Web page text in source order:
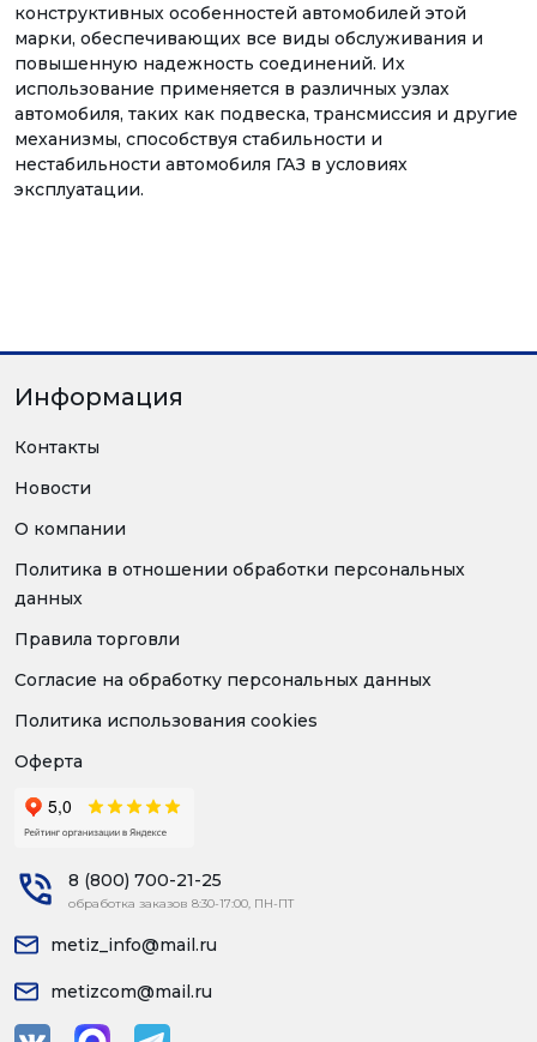
конструктивных особенностей автомобилей этой
марки, обеспечивающих все виды обслуживания и
повышенную надежность соединений. Их
использование применяется в различных узлах
автомобиля, таких как подвеска, трансмиссия и другие
механизмы, способствуя стабильности и
нестабильности автомобиля ГАЗ в условиях
эксплуатации.
Информация
Контакты
Новости
О компании
Политика в отношении обработки персональных
данных
Правила торговли
Согласие на обработку персональных данных
Политика использования cookies
Оферта
8 (800) 700-21-25
обработка заказов 8:30-17:00, ПН-ПТ
metiz_info@mail.ru
metizcom@mail.ru